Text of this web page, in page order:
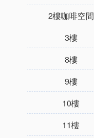
2樓咖啡空間
3樓
8樓
9樓
10樓
11樓